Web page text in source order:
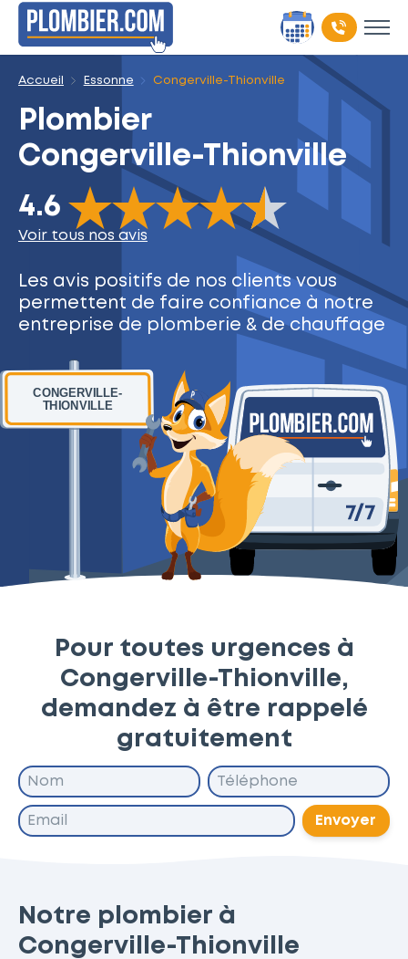
Accueil Essonne Congerville-Thionville
Plombier
Congerville-Thionville
4.6
The rating of this product is 4.6out of 5
Voir tous nos avis
Les avis positifs de nos clientsvous
permettent de faire confiance à notre
entreprise de plomberie & de chauffage
CONGERVILLE-
THIONVILLE
Pour toutes urgences à
Congerville-Thionville,
demandez à être rappelé
gratuitement
Envoyer
Notre plombier à
Congerville-Thionville